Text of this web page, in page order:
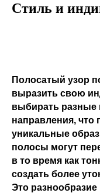
Стиль и
Полосатый узор
выразить свою
выбирать разные
направления, что
уникальные
полосы могут
в то время как
создать более
Это